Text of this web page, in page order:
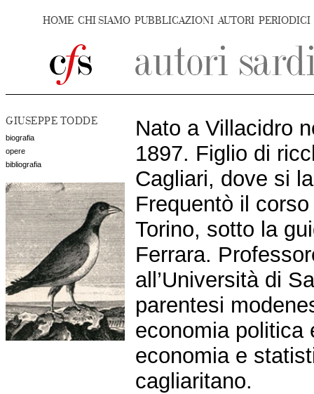
HOME CHI SIAMO PUBBLICAZIONI AUTORI PERIODICI
GIUSEPPE TODDE
biografia
opere
bibliografia
Nato a Villacidro
1897. Figlio di
Cagliari, dove si
Frequentò il
Torino, sotto la
Ferrara.
all’Università di
parentesi
economia politica
economia e
cagliaritano.